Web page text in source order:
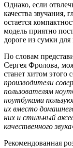
Однако, если
качества
остается
модель приятно
дороге из сумки для
По словам
Сергея Фролова,
станет хитом этого
производители
пользователям
ноутбуками
их вместо
них и стильный
качественного звука
Рекомендованная